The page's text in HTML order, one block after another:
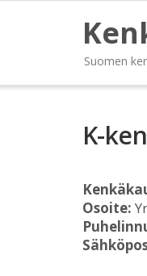
Suomen
K-
Osoite: